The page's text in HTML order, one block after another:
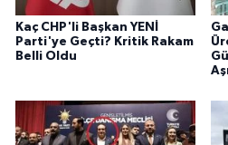
Kaç CHP'li Başkan YENİ
Parti'ye Geçti? Kritik Rakam
Belli Oldu